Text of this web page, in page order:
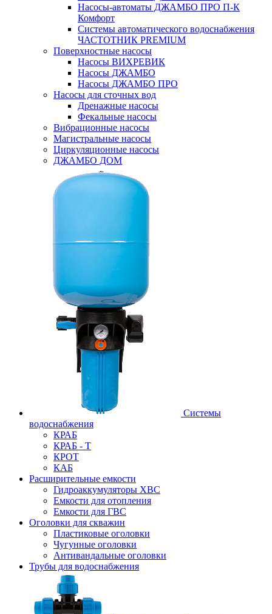
Насосы-автоматы ДЖАМБО ПРО П-К
Комфорт
Системы автоматического водоснабжения
ЧАСТОТНИК PREMIUM
Поверхностные насосы
Насосы ВИХРЕВИК
Насосы ДЖАМБО
Насосы ДЖАМБО ПРО
Насосы для сточных вод
Дренажные насосы
Фекальные насосы
Вибрационные насосы
Магистральные насосы
Циркуляционные насосы
ДЖАМБО ДОМ
Системы
водоснабжения
КРАБ
КРАБ - Т
КРОТ
КАБ
Расширительные емкости
Гидроаккумуляторы ХВС
Емкости для отопления
Емкости для ГВС
Оголовки для скважин
Пластиковые оголовки
Чугунные оголовки
Антивандальные оголовки
Трубы для водоснабжения